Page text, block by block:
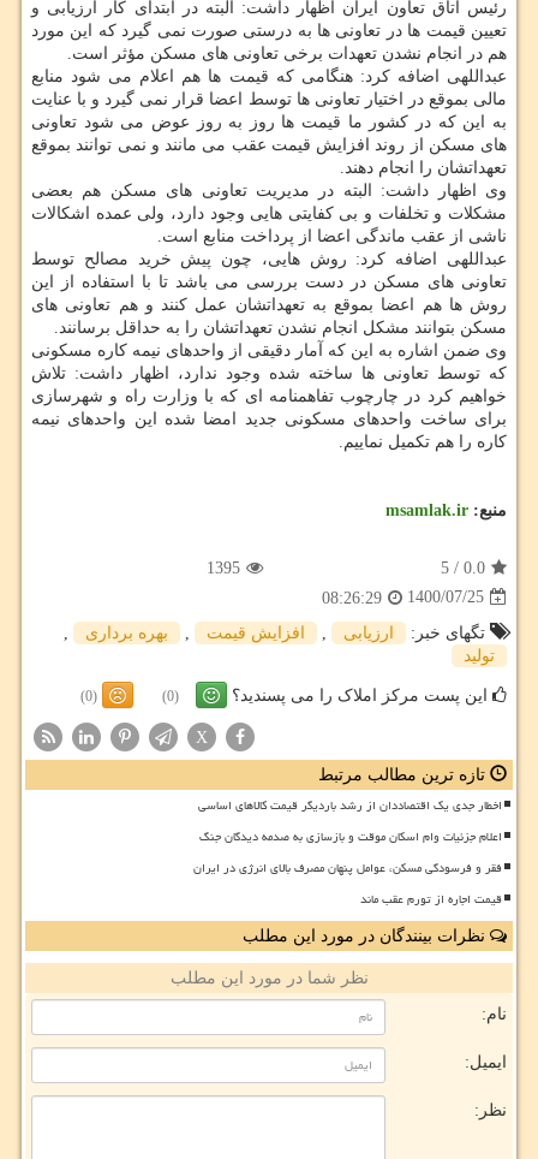
رئیس اتاق تعاون ایران اظهار داشت: البته در ابتدای کار ارزیابی و
تعیین قیمت ها در تعاونی ها به درستی صورت نمی گیرد که این مورد
هم در انجام نشدن تعهدات برخی تعاونی های مسکن مؤثر است.
عبداللهی اضافه کرد: هنگامی که قیمت ها هم اعلام می شود منابع
مالی بموقع در اختیار تعاونی ها توسط اعضا قرار نمی گیرد و با عنایت
به این که در کشور ما قیمت ها روز به روز عوض می شود تعاونی
های مسکن از روند افزایش قیمت عقب می مانند و نمی توانند بموقع
تعهداتشان را انجام دهند.
وی اظهار داشت: البته در مدیریت تعاونی های مسکن هم بعضی
مشکلات و تخلفات و بی کفایتی هایی وجود دارد، ولی عمده اشکالات
ناشی از عقب ماندگی اعضا از پرداخت منابع است.
عبداللهی اضافه کرد: روش هایی، چون پیش خرید مصالح توسط
تعاونی های مسکن در دست بررسی می باشد تا با استفاده از این
روش ها هم اعضا بموقع به تعهداتشان عمل کنند و هم تعاونی های
مسکن بتوانند مشکل انجام نشدن تعهداتشان را به حداقل برسانند.
وی ضمن اشاره به این که آمار دقیقی از واحدهای نیمه کاره مسکونی
که توسط تعاونی ها ساخته شده وجود ندارد، اظهار داشت: تلاش
خواهیم کرد در چارچوب تفاهمنامه ای که با وزارت راه و شهرسازی
برای ساخت واحدهای مسکونی جدید امضا شده این واحدهای نیمه
کاره را هم تکمیل نماییم.
منبع: msamlak.ir
0.0
/
5
1395
1400/07/25
08:26:29
تگهای خبر:
ارزیابی , افزایش قیمت , بهره برداری
,
تولید
این پست مرکز املاک را می پسندید؟ (0)
(0)
X
تازه ترین مطالب مرتبط
اخطار جدی یک اقتصاددان از رشد باردیگر قیمت کالاهای اساسی
اعلام جزئیات وام اسکان موقت و بازسازی به صدمه دیدگان جنگ
فقر و فرسودگی مسکن، عوامل پنهان مصرف بالای انرژی در ایران
قیمت اجاره از تورم عقب ماند
نظرات بینندگان در مورد این مطلب
نظر شما در مورد این مطلب
نام:
ایمیل:
نظر: